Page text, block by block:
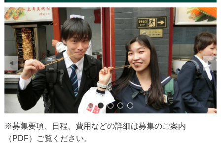
サンプル画像2サンプル画像1
※募集要項、日程、費用などの詳細は募集のご案内
（PDF）ご覧ください。